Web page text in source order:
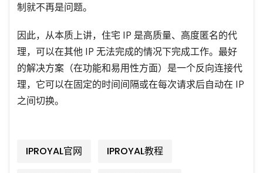
制就不再是问题。
因此，从本质上讲，住宅 IP 是高质量、高度匿名的代
理，可以在其他 IP 无法完成的情况下完成工作。最好
的解决方案（在功能和易用性方面）是一个反向连接代
理，它可以在固定的时间间隔或在每次请求后自动在 IP
之间切换。
IPROYAL官网 IPROYAL教程